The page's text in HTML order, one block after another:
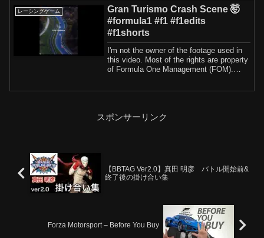
レーシングゲーム
Gran Turismo Crash Scene 🤯
#formula1 #f1 #f1edits
#f1shorts
I'm not the owner of the footage used in
this video. Most of the rights are property
of Formula One Management (FOM).
スポンサーリンク
【BBTAG Ver2.0】真田 明彦 バトル開始前&
終了後の掛け合い集
Forza Motorsport – Before You Buy